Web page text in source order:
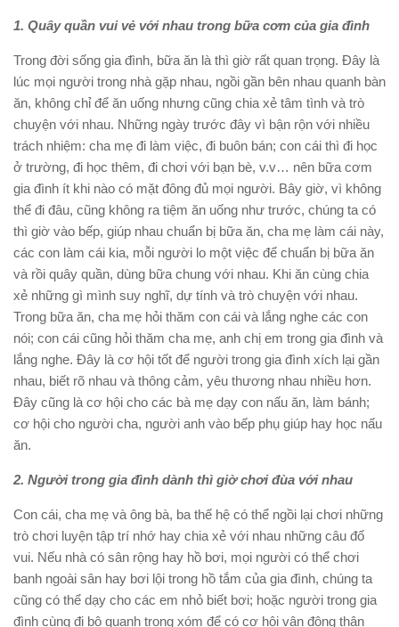
1. Quây quần vui vẻ với nhau trong bữa cơm của gia đình
Trong đời sống gia đình, bữa ăn là thì giờ rất quan trọng. Đây là
lúc mọi người trong nhà gặp nhau, ngồi gần bên nhau quanh bàn
ăn, không chỉ để ăn uống nhưng cũng chia xẻ tâm tình và trò
chuyện với nhau. Những ngày trước đây vì bận rộn với nhiều
trách nhiệm: cha mẹ đi làm việc, đi buôn bán; con cái thì đi học
ở trường, đi học thêm, đi chơi với bạn bè, v.v… nên bữa cơm
gia đình ít khi nào có mặt đông đủ mọi người. Bây giờ, vì không
thể đi đâu, cũng không ra tiệm ăn uống như trước, chúng ta có
thì giờ vào bếp, giúp nhau chuẩn bị bữa ăn, cha mẹ làm cái này,
các con làm cái kia, mỗi người lo một việc để chuẩn bị bữa ăn
và rồi quây quần, dùng bữa chung với nhau. Khi ăn cùng chia
xẻ những gì mình suy nghĩ, dự tính và trò chuyện với nhau.
Trong bữa ăn, cha mẹ hỏi thăm con cái và lắng nghe các con
nói; con cái cũng hỏi thăm cha mẹ, anh chị em trong gia đình và
lắng nghe. Đây là cơ hội tốt để người trong gia đình xích lại gần
nhau, biết rõ nhau và thông cảm, yêu thương nhau nhiều hơn.
Đây cũng là cơ hội cho các bà mẹ dạy con nấu ăn, làm bánh;
cơ hội cho người cha, người anh vào bếp phụ giúp hay học nấu
ăn.
2. Người trong gia đình dành thì giờ chơi đùa với nhau
Con cái, cha mẹ và ông bà, ba thế hệ có thể ngồi lại chơi những
trò chơi luyện tập trí nhớ hay chia xẻ với nhau những câu đố
vui. Nếu nhà có sân rộng hay hồ bơi, mọi người có thể chơi
banh ngoài sân hay bơi lội trong hồ tắm của gia đình, chúng ta
cũng có thể dạy cho các em nhỏ biết bơi; hoặc người trong gia
đình cùng đi bộ quanh trong xóm để có cơ hội vận động thân